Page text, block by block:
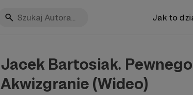
Jak to
Jacek Bartosiak.
Akwizgranie (Wideo)